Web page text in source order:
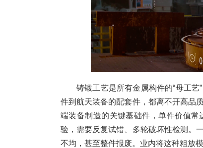
铸锻工艺是所有金属构件的“母工
件到航天装备的配套件，都离不开高品
端装备制造的关键基础件，单件价值
验，需要反复试错、多轮破坏性检测。
不均，甚至整件报废。业内将这种粗放模